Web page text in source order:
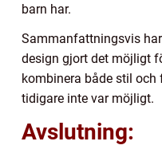
barn har.
Sammanfattningsvis
design gjort det möjligt
kombinera både stil
tidigare inte var möjligt.
Avslutning: